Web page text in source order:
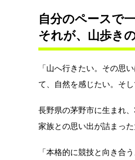
自分のペースで
それが、山歩き
「山へ行きたい。その思
て、自然を感じたい。そ
長野県の茅野市に生まれ
家族との思い出が詰まった
「本格的に競技と向き合